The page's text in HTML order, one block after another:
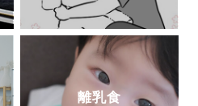
離乳食